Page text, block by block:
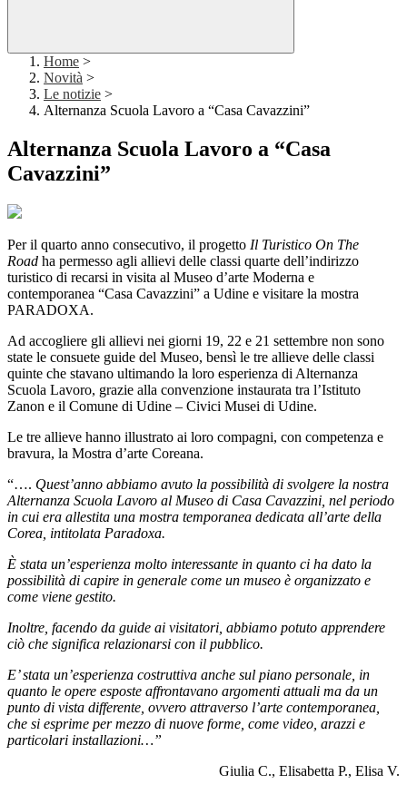
Home >
Novità >
Le notizie >
Alternanza Scuola Lavoro a “Casa Cavazzini”
Alternanza Scuola Lavoro a “Casa
Cavazzini”
Per il quarto anno consecutivo, il progetto Il Turistico On The
Road ha permesso agli allievi delle classi quarte dell’indirizzo
turistico di recarsi in visita al Museo d’arte Moderna e
contemporanea “Casa Cavazzini” a Udine e visitare la mostra
PARADOXA.
Ad accogliere gli allievi nei giorni 19, 22 e 21 settembre non sono
state le consuete guide del Museo, bensì le tre allieve delle classi
quinte che stavano ultimando la loro esperienza di Alternanza
Scuola Lavoro, grazie alla convenzione instaurata tra l’Istituto
Zanon e il Comune di Udine – Civici Musei di Udine.
Le tre allieve hanno illustrato ai loro compagni, con competenza e
bravura, la Mostra d’arte Coreana.
“…. Quest’anno abbiamo avuto la possibilità di svolgere la nostra
Alternanza Scuola Lavoro al Museo di Casa Cavazzini, nel periodo
in cui era allestita una mostra temporanea dedicata all’arte della
Corea, intitolata Paradoxa.
È stata un’esperienza molto interessante in quanto ci ha dato la
possibilità di capire in generale come un museo è organizzato e
come viene gestito.
Inoltre, facendo da guide ai visitatori, abbiamo potuto apprendere
ciò che significa relazionarsi con il pubblico.
E’ stata un’esperienza costruttiva anche sul piano personale, in
quanto le opere esposte affrontavano argomenti attuali ma da un
punto di vista differente, ovvero attraverso l’arte contemporanea,
che si esprime per mezzo di nuove forme, come video, arazzi e
particolari installazioni…”
Giulia C., Elisabetta P., Elisa V.